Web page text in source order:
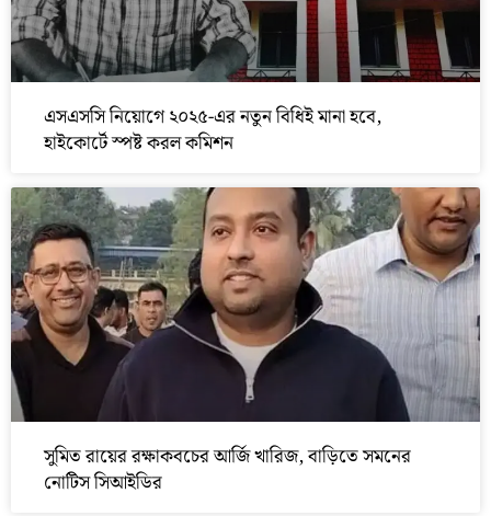
এসএসসি নিয়োগে ২০২৫-এর নতুন বিধিই মানা হবে,
হাইকোর্টে স্পষ্ট করল কমিশন
সুমিত রায়ের রক্ষাকবচের আর্জি খারিজ, বাড়িতে সমনের
নোটিস সিআইডির